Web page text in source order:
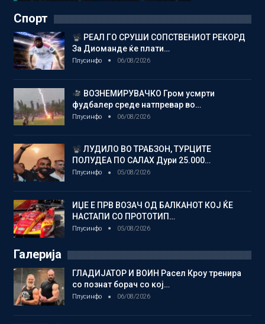
Спорт
РЕАЛ ГО СРУШИ СОПСТВЕНИОТ РЕКОРД
За Диоманде ќе плати…
Плусинфо 06/08/2026
ВОЗНЕМИРУВАЧКО Гром усмрти
фудбалер среде натпревар во…
Плусинфо 06/08/2026
ЛУДИЛО ВО ТРАБЗОН, ТУРЦИТЕ
ПОЛУДЕА ПО САЛАХ Дури 25.000…
Плусинфо 05/08/2026
ИЏЕ Е ПРВ ВОЗАЧ ОД БАЛКАНОТ КОЈ ЌЕ
НАСТАПИ СО ПРОТОТИП…
Плусинфо 05/08/2026
Галерија
ГЛАДИЈАТОР И ВОИН Расел Кроу тренира
со познат борач со кој…
Плусинфо 06/08/2026